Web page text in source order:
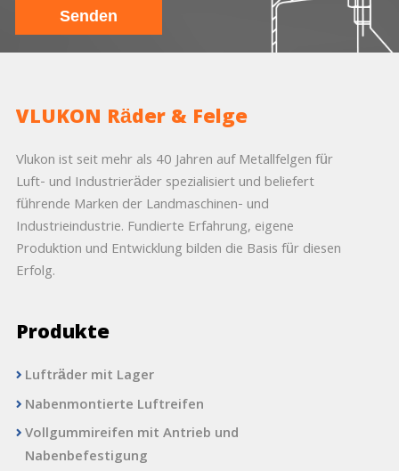
VLUKON Räder & Felge
Vlukon ist seit mehr als 40 Jahren auf Metallfelgen für
Luft- und Industrieräder spezialisiert und beliefert
führende Marken der Landmaschinen- und
Industrieindustrie. Fundierte Erfahrung, eigene
Produktion und Entwicklung bilden die Basis für diesen
Erfolg.
Produkte
Lufträder mit Lager
Nabenmontierte Luftreifen
Vollgummireifen mit Antrieb und
Nabenbefestigung